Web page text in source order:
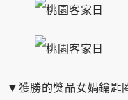
▼獲勝的獎品女媧鑰匙